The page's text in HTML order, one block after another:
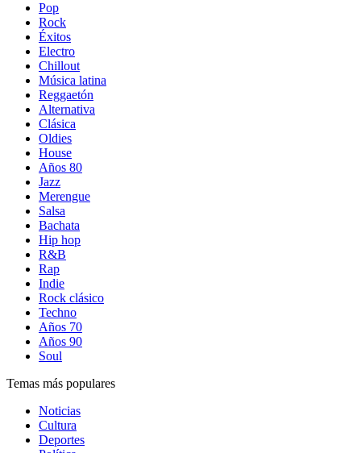
Pop
Rock
Éxitos
Electro
Chillout
Música latina
Reggaetón
Alternativa
Clásica
Oldies
House
Años 80
Jazz
Merengue
Salsa
Bachata
Hip hop
R&B
Rap
Indie
Rock clásico
Techno
Años 70
Años 90
Soul
Temas más populares
Noticias
Cultura
Deportes